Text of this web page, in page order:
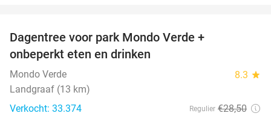
Dagentree voor park Mondo Verde +
onbeperkt eten en drinken
Mondo Verde 8.3 star
Landgraaf (13 km)
Verkocht: 33.374
Regulier €28,50